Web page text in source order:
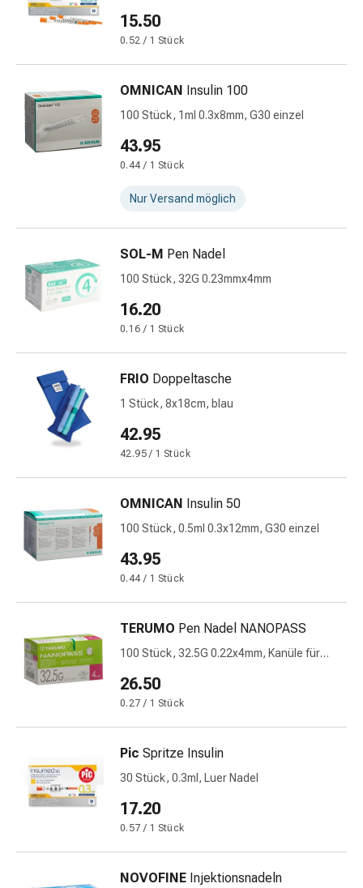
Verbandsmaterialien
Sonnenbrand
Verbrennungen
Verbands-
Sets
Wundauflagen
Wundsalben
desinfektion
&
-
kleber
Zugsalbe
Sehen
&
Hören
Zubehör
Ohrenschmerzen
Augentropfen
Augenentzündung
Augenverbände
Augenhygiene
Blutgefässe
Herztherapie
Kompressionsstrümpfe
Kreislauf
Raucherentwöhnung
Venen
Blutgerinnung
Herznerven-
Störung
Gedächtnis-
Antiallergika
15.50
0.52 / 1 Stück
OMNICAN Insulin 100
100 Stück, 1ml 0.3x8mm, G30 einzel
43.95
0.44 / 1 Stück
Nur Versand möglich
SOL-M Pen Nadel
100 Stück, 32G 0.23mmx4mm
16.20
0.16 / 1 Stück
FRIO Doppeltasche
1 Stück, 8x18cm, blau
42.95
42.95 / 1 Stück
OMNICAN Insulin 50
100 Stück, 0.5ml 0.3x12mm, G30 einzel
43.95
0.44 / 1 Stück
TERUMO Pen Nadel NANOPASS
100 Stück, 32.5G 0.22x4mm, Kanüle für
26.50
0.27 / 1 Stück
Pic Spritze Insulin
30 Stück, 0.3ml, Luer Nadel
17.20
0.57 / 1 Stück
NOVOFINE Injektionsnadeln